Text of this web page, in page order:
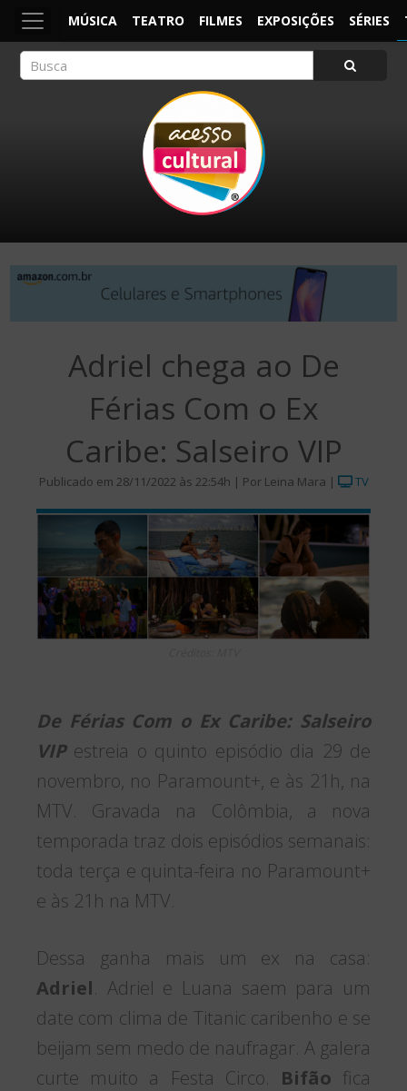
MÚSICA TEATRO FILMES EXPOSIÇÕES SÉRIES
Adriel chega ao De
Férias Com o Ex
Caribe: Salseiro VIP
Publicado em 28/11/2022 às 22:54h | Por Leina Mara | TV
De Férias Com o Ex Caribe: Salseiro
VIPestreia o quinto episódio dia 29 de
novembro, no Paramount+, e às 21h, na
MTV. Gravada na Colômbia, a nova
temporada traz dois episódios semanais:
toda terça e quinta-feira no Paramount+
e às 21h na MTV.
Dessa ganha mais um ex na casa:
Adriel. Adriel e Luana saem para um
date com clima de Titanic caribenho e se
beijam sem medo de naufragar. A galera
curte muito a Festa Circo. Bifão fica